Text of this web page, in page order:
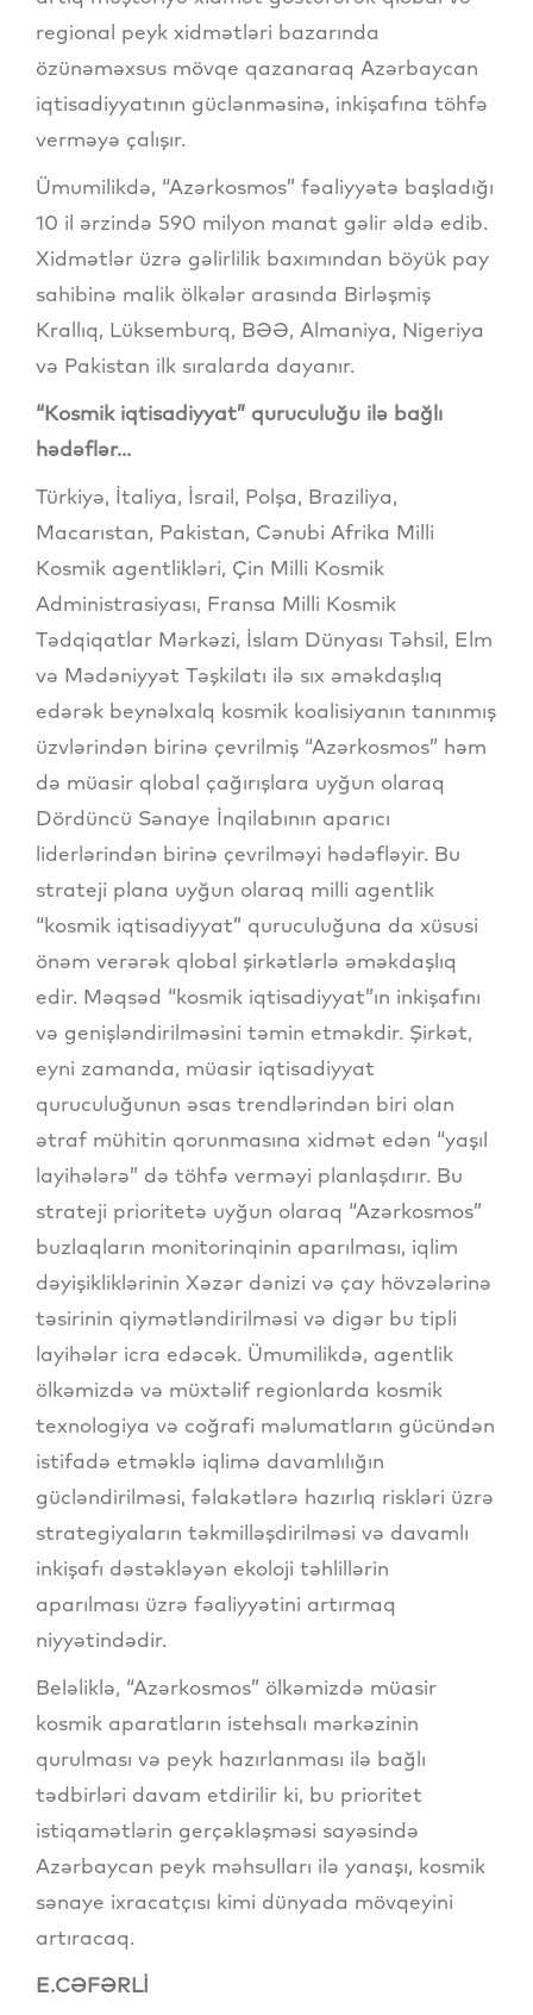
regional peyk xidmətləri bazarında
özünəməxsus mövqe qazanaraq Azərbaycan
iqtisadiyyatının güclənməsinə, inkişafına töhfə
verməyə çalışır.
Ümumilikdə, “Azərkosmos” fəaliyyətə başladığı
10 il ərzində 590 milyon manat gəlir əldə edib.
Xidmətlər üzrə gəlirlilik baxımından böyük pay
sahibinə malik ölkələr arasında Birləşmiş
Krallıq, Lüksemburq, BƏƏ, Almaniya, Nigeriya
və Pakistan ilk sıralarda dayanır.
“Kosmik iqtisadiyyat” quruculuğu ilə bağlı
hədəflər...
Türkiyə, İtaliya, İsrail, Polşa, Braziliya,
Macarıstan, Pakistan, Cənubi Afrika Milli
Kosmik agentlikləri, Çin Milli Kosmik
Administrasiyası, Fransa Milli Kosmik
Tədqiqatlar Mərkəzi, İslam Dünyası Təhsil, Elm
və Mədəniyyət Təşkilatı ilə sıx əməkdaşlıq
edərək beynəlxalq kosmik koalisiyanın tanınmış
üzvlərindən birinə çevrilmiş “Azərkosmos” həm
də müasir qlobal çağırışlara uyğun olaraq
Dördüncü Sənaye İnqilabının aparıcı
liderlərindən birinə çevrilməyi hədəfləyir. Bu
strateji plana uyğun olaraq milli agentlik
“kosmik iqtisadiyyat” quruculuğuna da xüsusi
önəm verərək qlobal şirkətlərlə əməkdaşlıq
edir. Məqsəd “kosmik iqtisadiyyat”ın inkişafını
və genişləndirilməsini təmin etməkdir. Şirkət,
eyni zamanda, müasir iqtisadiyyat
quruculuğunun əsas trendlərindən biri olan
ətraf mühitin qorunmasına xidmət edən “yaşıl
layihələrə” də töhfə verməyi planlaşdırır. Bu
strateji prioritetə uyğun olaraq “Azərkosmos”
buzlaqların monitorinqinin aparılması, iqlim
dəyişikliklərinin Xəzər dənizi və çay hövzələrinə
təsirinin qiymətləndirilməsi və digər bu tipli
layihələr icra edəcək. Ümumilikdə, agentlik
ölkəmizdə və müxtəlif regionlarda kosmik
texnologiya və coğrafi məlumatların gücündən
istifadə etməklə iqlimə davamlılığın
gücləndirilməsi, fəlakətlərə hazırlıq riskləri üzrə
strategiyaların təkmilləşdirilməsi və davamlı
inkişafı dəstəkləyən ekoloji təhlillərin
aparılması üzrə fəaliyyətini artırmaq
niyyətindədir.
Beləliklə, “Azərkosmos” ölkəmizdə müasir
kosmik aparatların istehsalı mərkəzinin
qurulması və peyk hazırlanması ilə bağlı
tədbirləri davam etdirilir ki, bu prioritet
istiqamətlərin gerçəkləşməsi sayəsində
Azərbaycan peyk məhsulları ilə yanaşı, kosmik
sənaye ixracatçısı kimi dünyada mövqeyini
artıracaq.
E.CƏFƏRLİ